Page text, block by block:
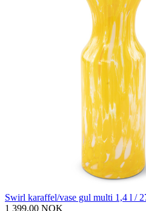
Swirl karaffel/vase gul multi 1,4 l /
1 399,00 NOK